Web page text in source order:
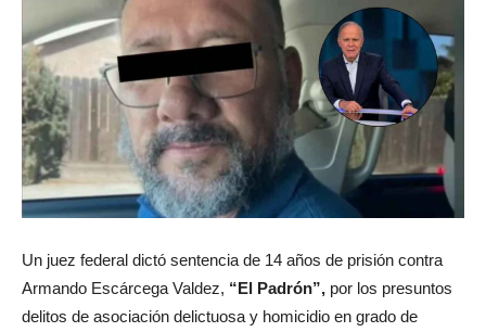
Un juez federal dictó sentencia de 14 años de prisión contra
Armando Escárcega Valdez, “El Padrón”, por los presuntos
delitos de asociación delictuosa y homicidio en grado de